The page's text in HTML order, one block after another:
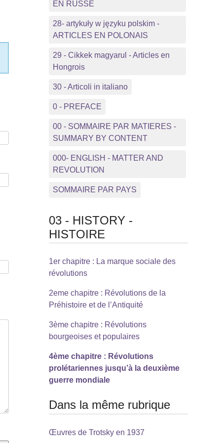
EN RUSSE
28- artykuły w języku polskim -
ARTICLES EN POLONAIS
29 - Cikkek magyarul - Articles en
Hongrois
30 - Articoli in italiano
0 - PREFACE
00 - SOMMAIRE PAR MATIERES -
SUMMARY BY CONTENT
000- ENGLISH - MATTER AND
REVOLUTION
SOMMAIRE PAR PAYS
03 - HISTORY -
HISTOIRE
1er chapitre : La marque sociale des
révolutions
2eme chapitre : Révolutions de la
Préhistoire et de l’Antiquité
3ème chapitre : Révolutions
bourgeoises et populaires
4ème chapitre : Révolutions
prolétariennes jusqu’à la deuxième
guerre mondiale
Dans la même rubrique
Œuvres de Trotsky en 1937